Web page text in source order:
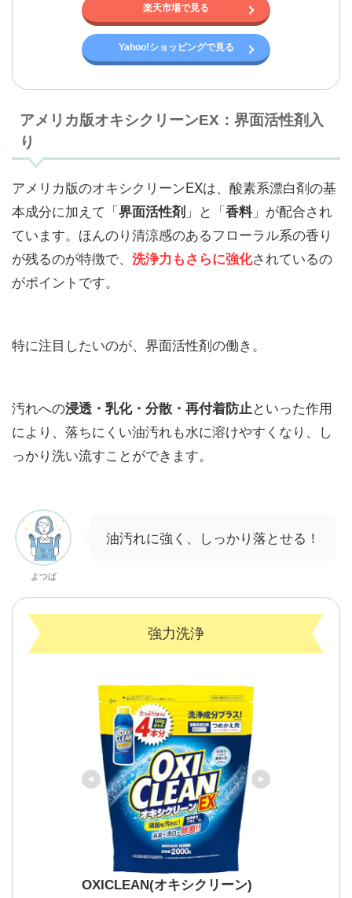
楽天市場で見る
Yahoo!ショッピングで見る
アメリカ版オキシクリーンEX：界面活性剤入
り
アメリカ版のオキシクリーンEXは、酸素系漂白剤の基
本成分に加えて「界面活性剤 」と「香料」が配合され
ています。ほんのり清涼感のあるフローラル系の香り
が残るのが特徴で、 洗浄力もさらに強化されているの
がポイントです。
特に注目したいのが、界面活性剤の働き。
汚れへの浸透・乳化・分散・再付着防止といった作用
により、落ちにくい油汚れも水に溶けやすくなり、し
っかり洗い流すことができます。
よつば
油汚れに強く、しっかり落とせる！
強力洗浄
OXICLEAN(オキシクリーン)